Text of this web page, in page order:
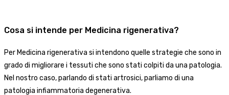
Cosa si intende per Medicina rigenerativa?
Per Medicina rigenerativa si intendono quelle strategie che sono in
grado di migliorare i tessuti che sono stati colpiti da una patologia.
Nel nostro caso, parlando di stati artrosici, parliamo di una
patologia infiammatoria degenerativa.